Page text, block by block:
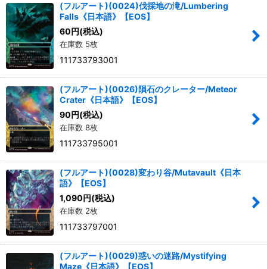
(フルアート)(0024)伐採地の滝/Lumbering
Falls《日本語》【EOS】
60円(税込)
在庫数 5枚
111733793001
(フルアート)(0026)隕石のクレーター/Meteor
Crater《日本語》【EOS】
90円(税込)
在庫数 8枚
111733795001
(フルアート)(0028)変わり谷/Mutavault《日本
語》【EOS】
1,090円(税込)
在庫数 2枚
111733797001
(フルアート)(0029)惑いの迷路/Mystifying
Maze《日本語》【EOS】